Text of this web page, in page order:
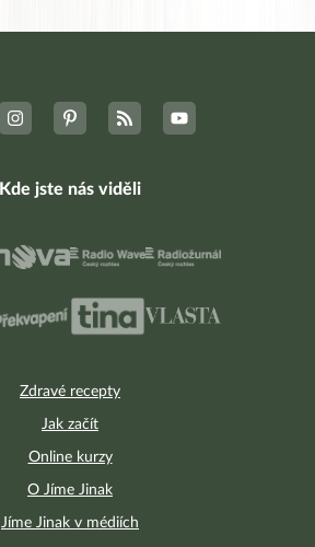
Zdravé recepty
Jak začít
Online kurzy
O Jíme Jinak
Jíme Jinak v médiích
Kde jste nás viděli